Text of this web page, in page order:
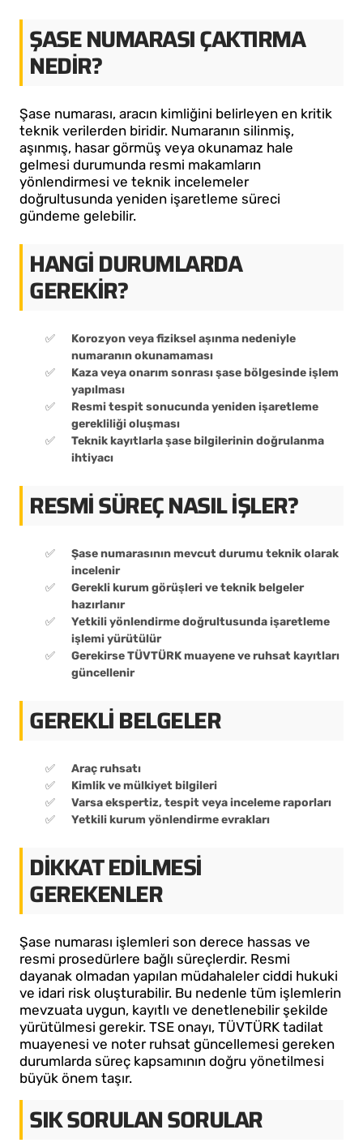
ŞASE NUMARASI ÇAKTIRMA
NEDIR?
Şase numarası, aracın kimliğini belirleyen en kritik
teknik verilerden biridir. Numaranın silinmiş,
aşınmış, hasar görmüş veya okunamaz hale
gelmesi durumunda resmi makamların
yönlendirmesi ve teknik incelemeler
doğrultusunda yeniden işaretleme süreci
gündeme gelebilir.
HANGI DURUMLARDA
GEREKIR?
Korozyon veya fiziksel aşınma nedeniyle
numaranın okunamaması
Kaza veya onarım sonrası şase bölgesinde işlem
yapılması
Resmi tespit sonucunda yeniden işaretleme
gerekliliği oluşması
Teknik kayıtlarla şase bilgilerinin doğrulanma
ihtiyacı
RESMI SÜREÇ NASIL İŞLER?
Şase numarasının mevcut durumu teknik olarak
incelenir
Gerekli kurum görüşleri ve teknik belgeler
hazırlanır
Yetkili yönlendirme doğrultusunda işaretleme
işlemi yürütülür
Gerekirse TÜVTÜRK muayene ve ruhsat kayıtları
güncellenir
GEREKLI BELGELER
Araç ruhsatı
Kimlik ve mülkiyet bilgileri
Varsa ekspertiz, tespit veya inceleme raporları
Yetkili kurum yönlendirme evrakları
DIKKAT EDILMESI
GEREKENLER
Şase numarası işlemleri son derece hassas ve
resmi prosedürlere bağlı süreçlerdir. Resmi
dayanak olmadan yapılan müdahaleler ciddi hukuki
ve idari risk oluşturabilir. Bu nedenle tüm işlemlerin
mevzuata uygun, kayıtlı ve denetlenebilir şekilde
yürütülmesi gerekir. TSE onayı, TÜVTÜRK tadilat
muayenesi ve noter ruhsat güncellemesi gereken
durumlarda süreç kapsamının doğru yönetilmesi
büyük önem taşır.
SIK SORULAN SORULAR